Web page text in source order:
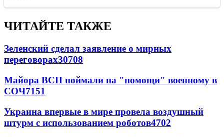
ЧИТАЙТЕ ТАКЖЕ
Зеленский сделал заявление о мирных
переговорах30708
Майора ВСП поймали на "помощи" военному в
СОЧ7151
Украина впервые в мире провела воздушный
штурм с использованием роботов4702